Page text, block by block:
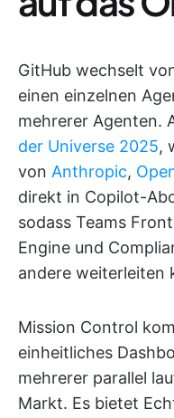
GitHub wechselt
einen einzelnen
mehrerer Agenten.
der Universe 2025,
von Anthropic,
direkt in Copilot-
sodass Teams
Engine und
andere weiterleiten
Mission Control
einheitliches
mehrerer parallel
Markt. Es bietet